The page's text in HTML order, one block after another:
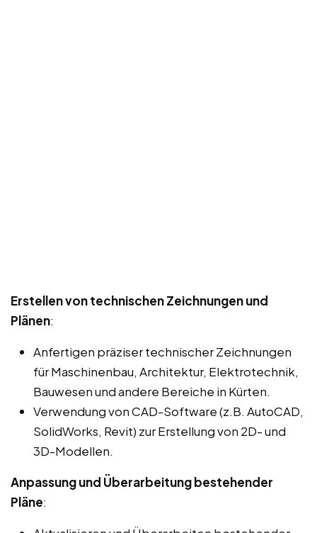
Erstellen von technischen Zeichnungen und
Plänen:
Anfertigen präziser technischer Zeichnungen
für Maschinenbau, Architektur, Elektrotechnik,
Bauwesen und andere Bereiche in Kürten.
Verwendung von CAD-Software (z.B. AutoCAD,
SolidWorks, Revit) zur Erstellung von 2D- und
3D-Modellen.
Anpassung und Überarbeitung bestehender
Pläne: